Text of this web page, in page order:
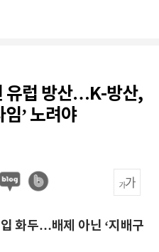
유럽 방산…K-방산,
임’ 노려야
화두…배제 아닌 ‘지배구